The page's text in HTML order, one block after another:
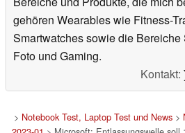
gehören Wearables wie Fitness-
Smartwatches sowie die Bereiche
Foto und Gaming.
Kontakt:
> Notebook Test, Laptop Test und News>